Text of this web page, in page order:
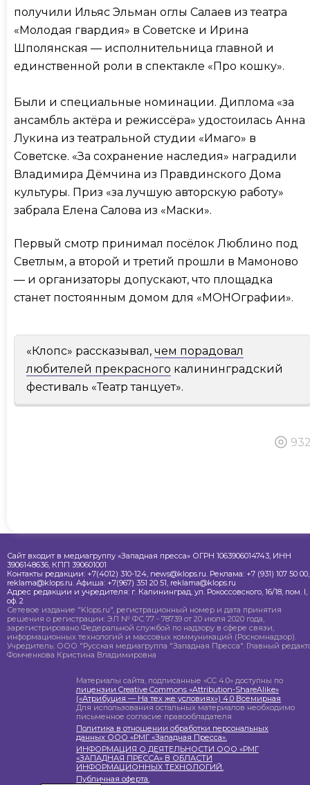
получили Ильяс Эльман оглы Салаев из театра
«Молодая гвардия» в Советске и Ирина
Шполянская — исполнительница главной и
единственной роли в спектакле «Про кошку».
Были и специальные номинации. Диплома «за
ансамбль актёра и режиссёра» удостоилась Анна
Лукина из театральной студии «Имаго» в
Советске. «За сохранение наследия» наградили
Владимира Дёмчина из Правдинского Дома
культуры. Приз «за лучшую авторскую работу»
забрала Елена Салова из «Маски».
Первый смотр принимал посёлок Люблино под
Светлым, а второй и третий прошли в Мамоново
— и организаторы допускают, что площадка
станет постоянным домом для «МОНОграфии».
«Клопс» рассказывал, чем порадовал
любителей прекрасного калининградский
фестиваль «Театр танцует».
Сайт входит в медиагруппу «Западная пресса» ОГРН 1063906014743, ИНН
3906148636, КПП 390601001
Контакты редакции: +7(4012) 310-124, news@klops.ru. Реклама: +7 (931) 107 50 00,
reklama@klops.ru. Афиша: +7(967) 351 20 51, reklama@klops.ru
Адрес редакции и учредителя: г. Калининград, ул. Рокоссовского, 16/18, пом. I,
оф. 2
Сетевое издание "Klops.ru", регистрационный номер и дата принятия
решения о регистрации: ЭЛ № ФС 77 - 78739 от 20 июля 2020 года,
зарегистрировано Федеральной службой по надзору в сфере связи,
информационных технологий и массовых коммуникаций (Роскомнадзор).
Учредитель: ООО "Русская медиагруппа "Западная Пресса". Главный
Фомченкова Кристина Владимировна
Материалы сайта, подписанные «CC 4.0» доступны по
лицензии Creative Commons «Attribution-ShareAlike»
(«Атрибуция — На тех же условиях») 4.0 Всемирная
Для использования остальных материалов необходимо
письменное согласие правообладателя
Политика в отношении обработки персональных
данных ООО «РМГ «Западная Пресса».
ИНФОРМАЦИЯ О ДЕЯТЕЛЬНОСТИ ООО «РМГ
«ЗАПАДНАЯ ПРЕССА» В ОБЛАСТИ
ИНФОРМАЦИОННЫХ ТЕХНОЛОГИЙ.
Публичная оферта.